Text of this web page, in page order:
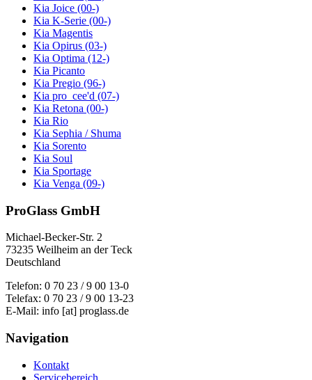
Kia Joice (00-)
Kia K-Serie (00-)
Kia Magentis
Kia Opirus (03-)
Kia Optima (12-)
Kia Picanto
Kia Pregio (96-)
Kia pro_cee'd (07-)
Kia Retona (00-)
Kia Rio
Kia Sephia / Shuma
Kia Sorento
Kia Soul
Kia Sportage
Kia Venga (09-)
ProGlass GmbH
Michael-Becker-Str. 2
73235 Weilheim an der Teck
Deutschland
Telefon: 0 70 23 / 9 00 13-0
Telefax: 0 70 23 / 9 00 13-23
E-Mail: info [at] proglass.de
Navigation
Kontakt
Servicebereich